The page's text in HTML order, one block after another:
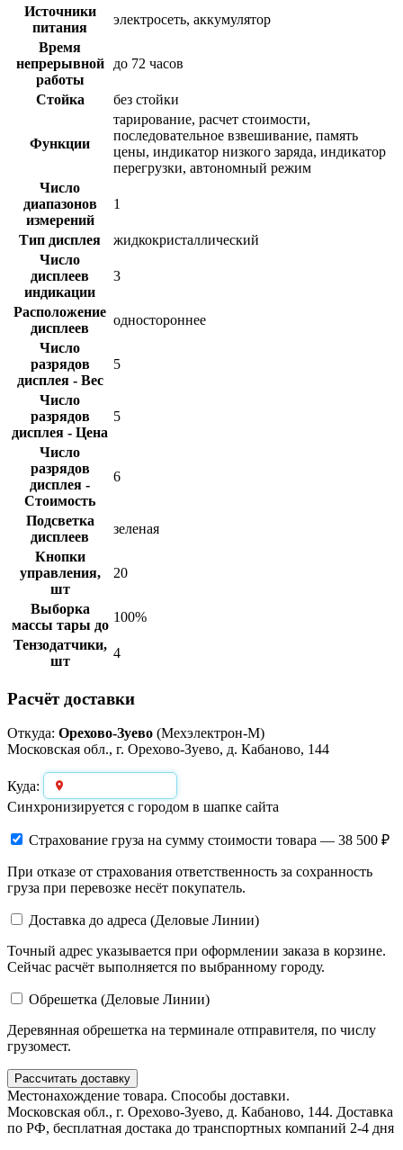
Источники
питания
электросеть, аккумулятор
Время
непрерывной
работы
до 72 часов
Стойка без стойки
Функции
тарирование, расчет стоимости,
последовательное взвешивание, память
цены, индикатор низкого заряда, индикатор
перегрузки, автономный режим
Число
диапазонов
измерений
1
Тип дисплея
жидкокристаллический
Число
дисплеев
индикации
3
Расположение
дисплеев
одностороннее
Число
разрядов
дисплея - Вес
5
Число
разрядов
дисплея - Цена
5
Число
разрядов
дисплея -
Стоимость
6
Подсветка
дисплеев
зеленая
Кнопки
управления,
шт
20
Выборка
массы тары до
100%
Тензодатчики,
шт
4
Расчёт доставки
Откуда: Орехово-Зуево (Мехэлектрон-М)
Московская обл., г. Орехово-Зуево, д. Кабаново, 144
Куда:
Синхронизируется с городом в шапке сайта
Страхование груза на сумму стоимости товара — 38 500 ₽
При отказе от страхования ответственность за сохранность
груза при перевозке несёт покупатель.
Доставка до адреса (Деловые Линии)
Точный адрес указывается при оформлении заказа в корзине.
Сейчас расчёт выполняется по выбранному городу.
Обрешетка (Деловые Линии)
Деревянная обрешетка на терминале отправителя, по числу
грузомест.
Рассчитать доставку
Местонахождение товара. Способы доставки.
Московская обл., г. Орехово-Зуево, д. Кабаново, 144. Доставка
по РФ, бесплатная достака до транспортных компаний 2-4 дня